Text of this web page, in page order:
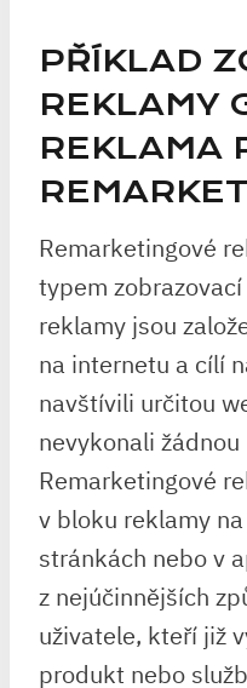
PŘÍKLAD
REKLAMY
REKLAMA
Remarketingové
typem
reklamy jsou
na internetu a cílí
navštívili určitou
nevykonali žádnou
Remarketingové
v bloku reklamy
stránkách nebo v
z nejúčinnějších
uživatele, kteří již
produkt nebo